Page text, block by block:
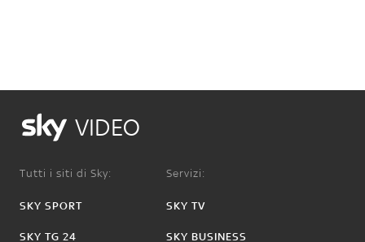
VIDEO
Tutti i siti di Sky:
SKY SPORT
SKY TG 24
Servizi:
SKY TV
SKY BUSINESS